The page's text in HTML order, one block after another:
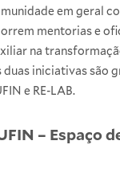
em geral
mentorias e
na
duas iniciativas são
e RE-LAB.
– Espaço